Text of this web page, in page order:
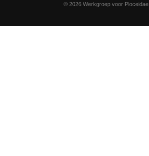
© 2026 Werkgroep voor Ploceidae